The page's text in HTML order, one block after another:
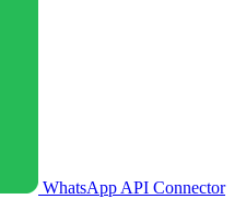
WhatsApp API Connector